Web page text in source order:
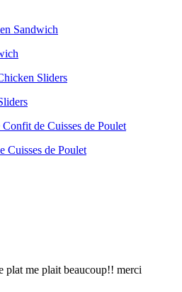
Cuisses de Poulet
plat me plait beaucoup!! merci